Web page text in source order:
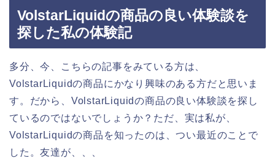
VolstarLiquidの商品の良い体験談を
探した私の体験記
多分、今、こちらの記事をみている方は、
VolstarLiquidの商品にかなり興味のある方だと思いま
す。だから、VolstarLiquidの商品の良い体験談を探し
ているのではないでしょうか？ただ、実は私が、
VolstarLiquidの商品を知ったのは、つい最近のことで
した。友達が、、、